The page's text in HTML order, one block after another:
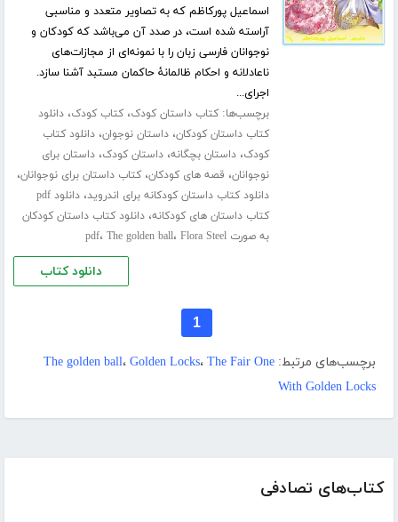
کتاب‌های تصادفی
اسماعیل پورکاظم که به تصاویر متعدد و مناسبی
آراسته شده است، در صدد آن می‌باشد که کودکان و
نوجوانان فارسی زبان را با نمونه‌ای از مجازات‌های
ناعادلانه و احکام ظالمانۀ حاکمان مستبد آشنا سازد.
اجرای...
برچسب‌ها:کتاب داستان کودک،کتاب کودک،دانلود
کتاب داستان کودکان،داستان نوجوان،دانلود کتاب
کودک،داستان بچگانه،داستان کودک،داستان برای
نوجوانان، قصه های کودکان،کتاب داستان برای نوجوانان،
دانلود کتاب داستان کودکانه برای اندروید،
دانلود pdf
کتاب داستان های کودکانه،دانلود کتاب داستان کودکان
به صورت pdf
، The golden ball، Flora Steel
دانلود کتاب
1
برچسب‌های مرتبط: The golden ball، Golden Locks، The Fair One
With Golden Locks